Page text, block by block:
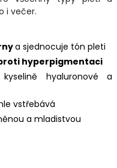
i večer.
a sjednocuje tón pleti
hyperpigmentaci
hyaluronové a
vstřebává
a mladistvou